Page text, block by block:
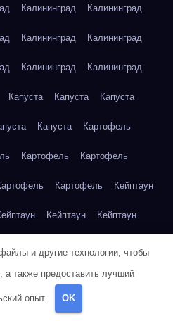
Калининград Калининград
Калининград Калининград
Калининград Калининград
Капуста Капуста Капуста
Капуста Картофель
Картофель Картофель
Картофель Кейптаун
Кейптаун Кейптаун
Кейптаун Кейптаун
Кейптаун
и другие технологии, чтобы
а также предоставить лучший
опыт. OK